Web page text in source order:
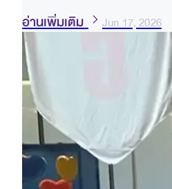
อ่านเพิ่มเติม Jun 17, 2026